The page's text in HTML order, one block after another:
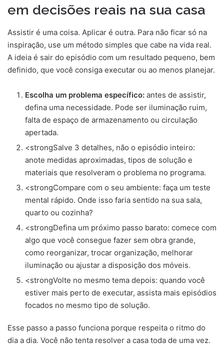
em decisões reais na sua casa
Assistir é uma coisa. Aplicar é outra. Para não ficar só na
inspiração, use um método simples que cabe na vida real.
A ideia é sair do episódio com um resultado pequeno, bem
definido, que você consiga executar ou ao menos planejar.
Escolha um problema específico: antes de assistir,
defina uma necessidade. Pode ser iluminação ruim,
falta de espaço de armazenamento ou circulação
apertada.
<strongSalve 3 detalhes, não o episódio inteiro:
anote medidas aproximadas, tipos de solução e
materiais que resolveram o problema no programa.
<strongCompare com o seu ambiente: faça um teste
mental rápido. Onde isso faria sentido na sua sala,
quarto ou cozinha?
<strongDefina um próximo passo barato: comece com
algo que você consegue fazer sem obra grande,
como reorganizar, trocar organização, melhorar
iluminação ou ajustar a disposição dos móveis.
<strongVolte no mesmo tema depois: quando você
estiver mais perto de executar, assista mais episódios
focados no mesmo tipo de solução.
Esse passo a passo funciona porque respeita o ritmo do
dia a dia. Você não tenta resolver a casa toda de uma vez.